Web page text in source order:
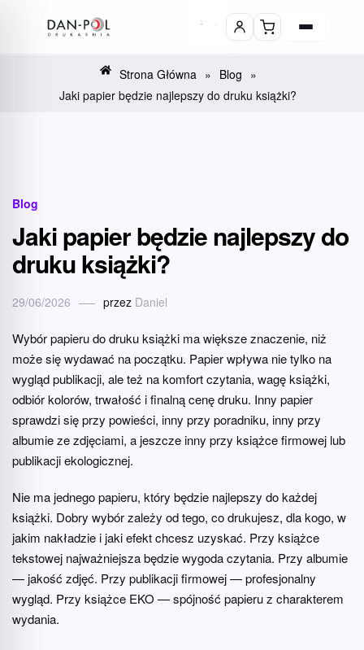
Strona Główna » Blog »
Jaki papier będzie najlepszy do druku książki?
Blog
Jaki papier będzie najlepszy do
druku książki?
29/06/2026 przez Daniel
Wybór papieru do druku książki ma większe znaczenie, niż
może się wydawać na początku. Papier wpływa nie tylko na
wygląd publikacji, ale też na komfort czytania, wagę książki,
odbiór kolorów, trwałość i finalną cenę druku. Inny papier
sprawdzi się przy powieści, inny przy poradniku, inny przy
albumie ze zdjęciami, a jeszcze inny przy książce firmowej lub
publikacji ekologicznej.
Nie ma jednego papieru, który będzie najlepszy do każdej
książki. Dobry wybór zależy od tego, co drukujesz, dla kogo, w
jakim nakładzie i jaki efekt chcesz uzyskać. Przy książce
tekstowej najważniejsza będzie wygoda czytania. Przy albumie
— jakość zdjęć. Przy publikacji firmowej — profesjonalny
wygląd. Przy książce EKO — spójność papieru z charakterem
wydania.